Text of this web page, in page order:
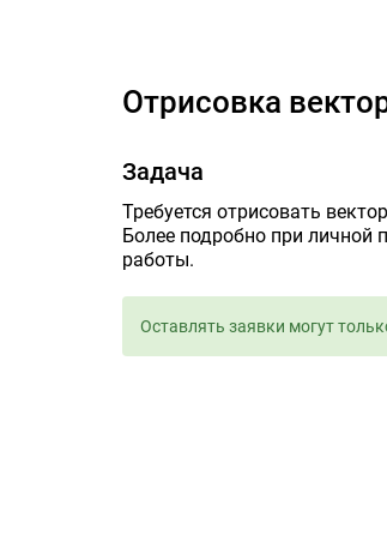
Отрисовка
Задача
Требуется отрисовать
Более подробно при личной
работы.
Оставлять заявки могут